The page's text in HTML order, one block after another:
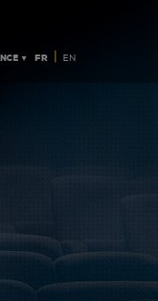
▼ FR | EN